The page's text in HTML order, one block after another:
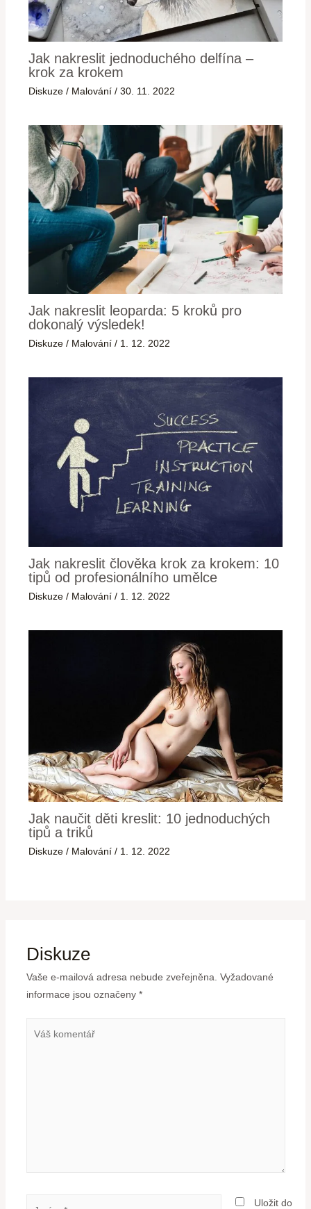
Jak nakreslit jednoduchého delfína –
krok za krokem
Diskuze / Malování /30. 11. 2022
Jak nakreslit leoparda: 5 kroků pro
dokonalý výsledek!
Diskuze / Malování / 1. 12. 2022
Jak nakreslit člověka krok za krokem: 10
tipů od profesionálního umělce
Diskuze / Malování / 1. 12. 2022
Jak naučit děti kreslit: 10 jednoduchých
tipů a triků
Diskuze / Malování / 1. 12. 2022
Diskuze
Vaše e-mailová adresa nebude zveřejněna. Vyžadované
informace jsou označeny *
Uložit do